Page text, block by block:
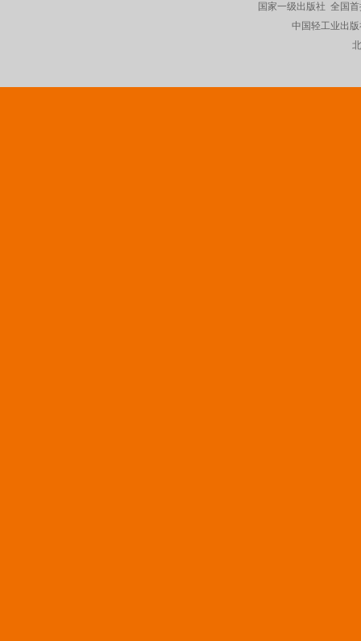
国家一级出版社 全国
中国轻工业出版